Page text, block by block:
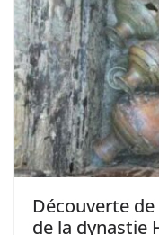
Découverte
de la dynastie